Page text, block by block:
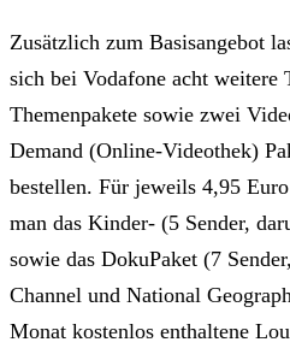
Zusätzlich zum Basisangebot
sich bei Vodafone acht weitere
Themenpakete sowie zwei
Demand (Online-Videothek)
bestellen. Für jeweils 4,95
man das Kinder- (5 Sender,
sowie das DokuPaket (7
Channel und National
Monat kostenlos enthaltene